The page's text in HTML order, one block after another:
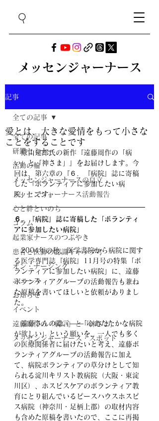
メッセンジャーナース
記事
全ての記事
研鑽セミナー
活動の輪
メッセンジャーナースの自立
メッセンジャーナース活動報告
心と絆といのち
コラム
起業家ナースのつぶやき
患者と医師の認識ギャップ考
オン・ナーシング
ニュース
お知らせ
イベント
遠藤周作の「病い」と「神さま」
メッセンジャーナース・スポット
全ての記事
愛とは、大きな愛情をもって小さな
ことをすることです
原山建郎氏の新作『遠藤周作の「病
い」と「神さま」』をお届けします。今
回は、第六章の『 ６．『病院』誌に寄稿
した「ボランティアに参加したい病
院」』です。
６．『病院』誌に寄稿した「ボランティ
アに参加したい病院」
2004年の秋、医学書院から病院に関す
る医学専門誌『病院』11月号の特集 「ボ
ランティアに参加したい病院」に、 遠藤
ボランティアグループの活動報告も兼ね
た原稿を書いてほしいと依頼がありまし
た。
遠藤さんの遺言――｢心あたたかな病院
が欲しい」という願いを、一人でも多く
の医療関係者に届けたいと考え、遠藤ボ
ランティアグループの活動報告に加え
て、病院ボランティアの草分けとして知
られる淀川キリスト教病院（大阪・東淀
川区）、ホスピスケアのボランティア教
育にとり組んでいる ピースハウスホスピ
ス病院（神奈川・足柄上郡）の取材内容
も含めた原稿を書いたので、ここに再掲